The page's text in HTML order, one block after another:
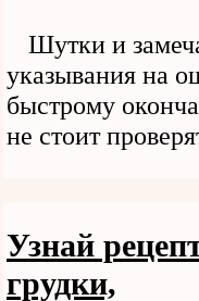
Шутки и
указывания на
быстрому
не стоит
Узнай
грудки,